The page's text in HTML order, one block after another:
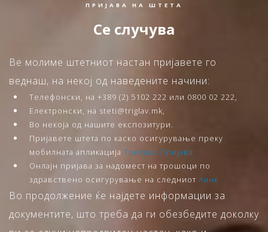
ПРИЈАВА НА ШТЕТА
Се случува
Ве молиме штетниот настан пријавете го
веднаш, на некој од наведените начини:
Телефонски, на +389 (2) 5102 222 или 0800 02 222,
Електронски, на steti@triglav.mk,
Во некоја од нашите експозитури.
Пријавете штета по каско осигурување преку
мобилната апликација Триглав Пријава
Онлајн пријава за надомест на трошоци по
здравствено осигурување на следниот линк
Во продолжение ќе најдете информации за
документите, што треба да ги обезбедите доколку